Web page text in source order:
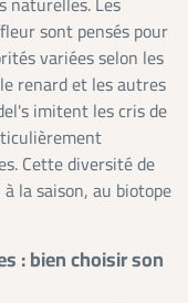
naturelles. Les
sont pensés pour
variées selon les
renard et les autres
imitent les cris de
Cette diversité de
la saison, au biotope
: bien choisir son